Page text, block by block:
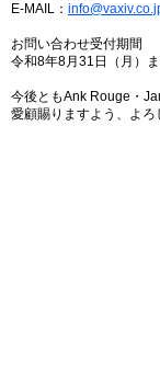
E-MAIL：
お問い合わせ受付期間
令和8年8月31日（月）
今後ともAnk Rouge・
愛顧賜りますよう、よろ